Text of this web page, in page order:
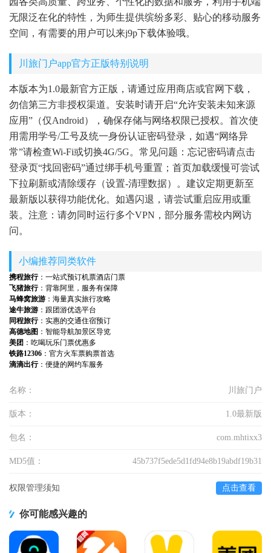
无限泛在化的特性，为师生提供缤纷多彩、贴心的移动服务
空间，有需要的用户可以来j9p下载体验哦。
川旅门户app官方正版特别说明
本版本为1.0最新官方正版，请通过应用商店或官网下载，
勿信第三方非授权渠道。安装时请开启“允许安装未知来源
应用”（仅Android），确保存储与网络权限已授权。首次使
用需用学号/工号及统一身份认证密码登录，如遇“网络异
常”请检查Wi-Fi或切换4G/5G。常见问题：忘记密码请点击
登录页“找回密码”通过绑手机号重置；首页加载缓慢可尝试
下拉刷新或清除缓存（设置-清理数据）。建议定期更新至
最新版以获得功能优化。如遇闪退，请尝试重启应用或重
装。注意：请勿同时运行多个VPN，部分服务需校内网访
问。
小编推荐同类软件
携程旅行：一站式预订机票酒店门票
飞猪旅行：背靠阿里，服务有保障
马蜂窝旅游 ：海量真实旅行攻略
途牛旅游 ：跟团游优选平台
同程旅行：实惠的交通住宿预订
高德地图 ：智能导航加景区导览
美团 ：吃喝玩乐门票优惠多
铁路12306 ：官方火车票购票首选
滴滴出行：便捷的网约车服务
名称： 川旅门户
版本： 1.0最新版
包名： com.mhtixx3
MD5值： 45b737f5ede5d1fd94e8b19abdf19b31
权限管理须知 点击查看
你可能感兴趣的